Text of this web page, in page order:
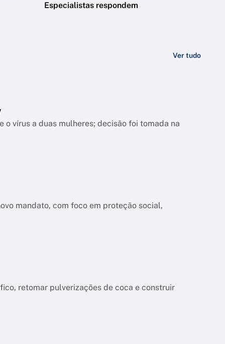
Especialistas respondem
Ver tudo
vírus a duas mulheres; decisão foi tomada na
mandato, com foco em proteção social,
retomar pulverizações de coca e construir